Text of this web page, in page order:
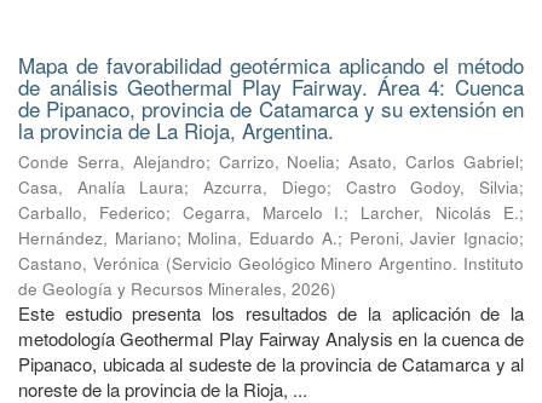
Mapa de favorabilidad geotérmica aplicando el método
de análisis Geothermal Play Fairway. Área 4: Cuenca
de Pipanaco, provincia de Catamarca y su extensión en
la provincia de La Rioja, Argentina.
Conde Serra, Alejandro; Carrizo, Noelia;Asato, Carlos Gabriel;
Casa, Analía Laura;Azcurra, Diego; Castro Godoy, Silvia;
Carballo, Federico; Cegarra, Marcelo I.; Larcher, Nicolás E.;
Hernández, Mariano; Molina, Eduardo A.; Peroni, Javier Ignacio;
Castano, Verónica (Servicio Geológico Minero Argentino. Instituto
de Geología y Recursos Minerales, 2026)
Este estudio presenta los resultados de la aplicación de la
metodología Geothermal Play Fairway Analysis en la cuenca de
Pipanaco, ubicada al sudeste de la provincia de Catamarca y al
noreste de la provincia de la Rioja, ...